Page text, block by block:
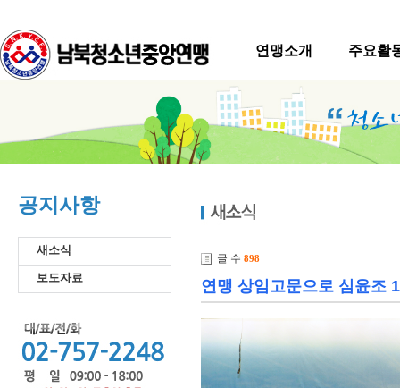
연맹소개 주요활
공지사항
새소식
보도자료
글 수 898
연맹 상임고문으로 심윤조